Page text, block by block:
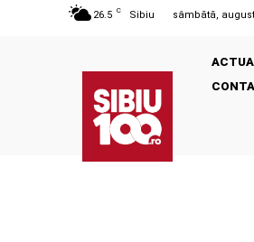
26.5 C Sibiu sâmbătă,